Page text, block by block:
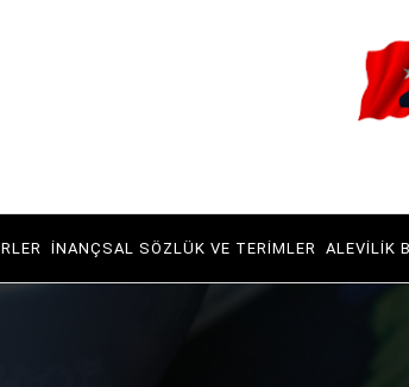
İNANÇSAL SÖZLÜK VE TERIMLER ALEVILIK